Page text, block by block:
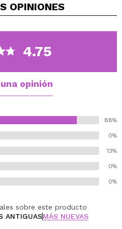
OPINIONES
4.75
opinión
88%
0%
13%
0%
0%
sobre este producto
ANTIGUASMÁS NUEVAS